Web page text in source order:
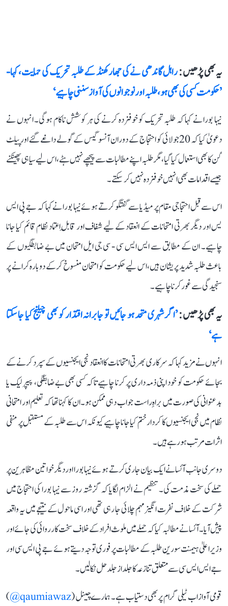
یہ بھی پڑھیں :راہل گاندھی نے کی جھارکھنڈ کے طلبہ تحریک کی حمایت، کہا-
’حکومت کسی کی بھی ہو، طلبہ اور نوجوانوں کی آواز سننی چاہیے‘
نیہا بورا نے کہا کہ طلبہ تحریک کو خوفزدہ کرنے کی ہر کوشش ناکام ہوگی۔ انہوں نے
دعویٰ کیا کہ 20 جولائی کو احتجاج کے دوران آنسو گیس کے گولے داغے گئے اور پیلٹ
گن کا بھی استعمال کیا گیا، مگر طلبہ اپنے مطالبات سے پیچھے نہیں ہٹے، اس لیے سیاہی پھینکنے
جیسے اقدامات بھی انہیں خوفزدہ نہیں کر سکتے۔
اس سے قبل احتجاجی مقام پر میڈیا سے گفتگو کرتے ہوئے نیہا بورا نے کہا کہ جے پی ایس
یس اور دیگر بھرتی امتحانات کے انعقاد کے لیے شفاف اور قابلِ اعتماد نظام قائم کیا جانا
چاہیے۔ ان کے مطابق سے ایس ایس سی - سی جی ایل امتحان میں بے ضابطگیوں کے
باعث طلبہ شدید پریشان ہیں، اس لیے حکومت کو امتحان منسوخ کرکے دوبارہ کرانے پر
سنجیدگی سے غور کرنا چاہیے۔
یہ بھی پڑھیں :’اگر شہری متحد ہو جائیں تو جابرانہ اقتدار کو بھی چیلنج کیا جا سکتا
ہے‘
انہوں نے مزید کہا کہ سرکاری بھرتی امتحانات کا انعقاد نجی ایجنسیوں کے سپرد کرنے کے
بجائے حکومت کو خود اپنی ذمہ داری پر کرنا چاہیے تاکہ کسی بھی بے ضابطگی، پیپر لیک یا
بدعنوانی کی صورت میں براہِ راست جواب دہی ممکن ہو۔ ان کا کہنا تھا کہ تعلیم اور امتحانی
نظام میں نجی ایجنسیوں کا کردار ختم کیا جانا چاہیے کیونکہ اس سے طلبہ کے مستقبل پر منفی
اثرات مرتب ہو رہے ہیں۔
دوسری جانب آئسا نے ایک بیان جاری کرتے ہوئے نیہا بورا اور دیگر خواتین مظاہرین پر
حملے کی سخت مذمت کی۔ تنظیم نے الزام لگایا کہ گزشتہ روز سے نیہا بورا کی احتجاج میں
شرکت کے خلاف نفرت انگیز مہم چلائی جا رہی تھی اور اسی ماحول کے نتیجے میں یہ واقعہ
پیش آیا۔ آئسا نے مطالبہ کیا کہ حملے میں ملوث افراد کے خلاف سخت کارروائی کی جائے اور
وزیر اعلیٰ ہیمنت سورین طلبہ کے مطالبات پر فوری توجہ دیتے ہوئے جے پی ایس سی اور
جے ایس ایس سی سے متعلق تنازعہ کا جلد از جلد حل نکالیں۔
قومی آواز اب ٹیلی گرام پر بھی دستیاب ہے۔ ہمارے چینل (qaumiawaz@
)